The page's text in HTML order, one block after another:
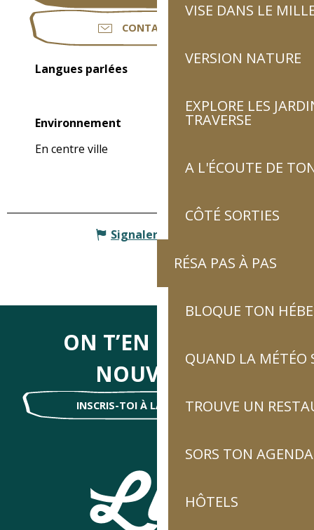
VISE DANS LE
VERSION NATURE
EXPLORE LES
TRAVERSE
A L'ÉCOUTE DE
CÔTÉ SORTIES
RÉSA PAS À PAS
BLOQUE TON
QUAND LA MÉTÉO
TROUVE UN
SORS TON AGENDA
HÔTELS
CONTACTEZ-NOUS
Langues parlées
Langues parlées
Environnement
Environnement
En centre ville
Signaler une erreur
ON T’EN DIRA DES
NOUVELLES
INSCRIS-TOI À LA NEWSLETTER !